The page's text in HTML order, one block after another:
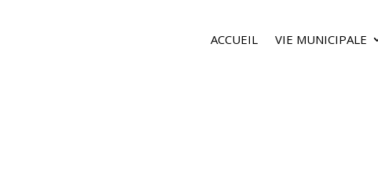
ACCUEIL VIE MUNICIPALE